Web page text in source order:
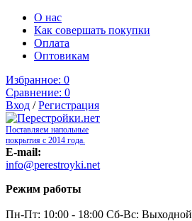
О нас
Как совершать покупки
Оплата
Оптовикам
Избранное: 0
Сравнение: 0
Вход /Регистрация
Поставляем напольные
покрытия с 2014 года.
E-mail:
info@perestroyki.net
Режим работы
Пн-Пт: 10:00 - 18:00 Сб-Вс: Выходной